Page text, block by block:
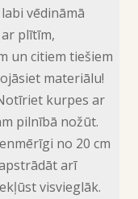
vēdināmā
plītīm,
un citiem tiešiem
materiālu!
kurpes ar
pilnībā nožūt.
no 20 cm
arī
visvieglāk.